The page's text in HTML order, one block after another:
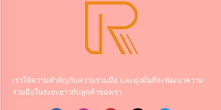
เราให้ความสําคัญกับความร่วมมือ และมุ่งมั่นที่จะพัฒนาความ
ร่วมมือในระยะยาวกับลูกค้าของเรา